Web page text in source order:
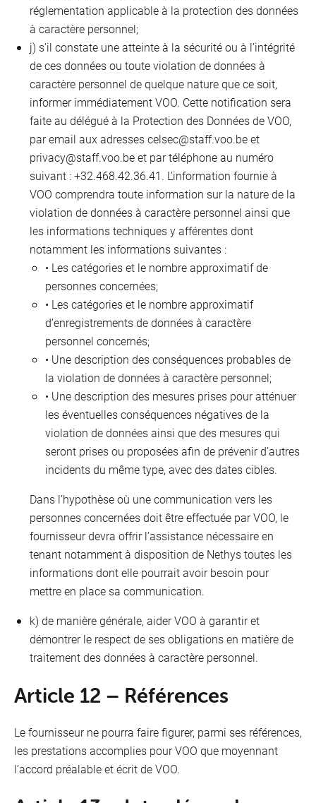
réglementation applicable à la protection des données
à caractère personnel;
j) s’il constate une atteinte à la sécurité ou à l’intégrité
de ces données ou toute violation de données à
caractère personnel de quelque nature que ce soit,
informer immédiatement VOO. Cette notification sera
faite au délégué à la Protection des Données de VOO,
par email aux adressescelsec@staff.voo.beet
privacy@staff.voo.beet par téléphone au numéro
suivant : +32.468.42.36.41. L’information fournie à
VOO comprendra toute information sur la nature de la
violation de données à caractère personnel ainsi que
les informations techniques y afférentes dont
notamment les informations suivantes :
• Les catégories et le nombre approximatif de
personnes concernées;
• Les catégories et le nombre approximatif
d’enregistrements de données à caractère
personnel concernés;
• Une description des conséquences probables de
la violation de données à caractère personnel;
• Une description des mesures prises pour atténuer
les éventuelles conséquences négatives de la
violation de données ainsi que des mesures qui
seront prises ou proposées afin de prévenir d’autres
incidents du même type, avec des dates cibles.
Dans l’hypothèse où une communication vers les
personnes concernées doit être effectuée par VOO, le
fournisseur devra offrir l’assistance nécessaire en
tenant notamment à disposition de Nethys toutes les
informations dont elle pourrait avoir besoin pour
mettre en place sa communication.
k) de manière générale, aider VOO à garantir et
démontrer le respect de ses obligations en matière de
traitement des données à caractère personnel.
Article 12 – Références
Le fournisseur ne pourra faire figurer, parmi ses références,
les prestations accomplies pour VOO que moyennant
l’accord préalable et écrit de VOO.